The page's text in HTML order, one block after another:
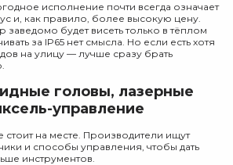
исполнение почти всегда означает
и, как правило, более высокую цену.
будет висеть только в тёплом
за IP65 нет смысла. Но если есть хотя
на улицу — лучше сразу брать
головы, лазерные
управление
на месте. Производители ищут
и способы управления, чтобы дать
инструментов.